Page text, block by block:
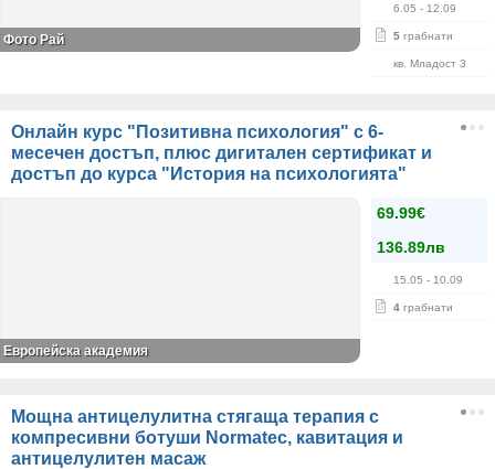
6.05 - 12.09
5 грабнати
кв. Младост 3
Фото Рай
Онлайн курс "Позитивна психология" с 6-
месечен достъп, плюс дигитален сертификат и
достъп до курса "История на психологията"
69.99€
136.89лв
15.05 - 10.09
4 грабнати
Европейска академия
Мощна антицелулитна стягаща терапия с
компресивни ботуши Normatec, кавитация и
антицелулитен масаж